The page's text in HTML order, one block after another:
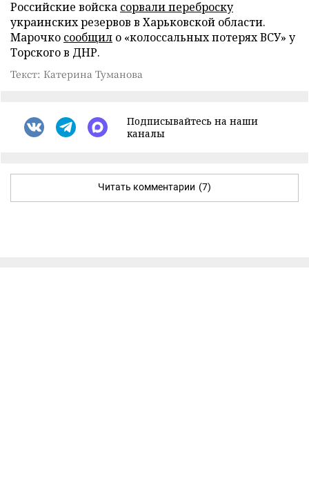
Российские войска сорвали переброску
украинских резервов в Харьковской области.
Марочко сообщил о «колоссальных потерях ВСУ» у
Торского в ДНР.
Текст: Катерина Туманова
Подписывайтесь на наши
каналы
Читать комментарии (7)